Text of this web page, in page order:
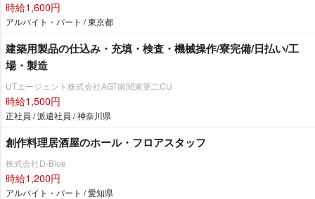
時給1,600円
アルバイト・パート / 東京都
建築用製品の仕込み・充填・検査・機械操作/寮完備/日払い/工
場・製造
UTエージェント株式会社AGT南関東第二CU
時給1,500円
正社員 / 派遣社員 / 神奈川県
創作料理居酒屋のホール・フロアスタッフ
株式会社D-Blue
時給1,200円
アルバイト・パート / 愛知県